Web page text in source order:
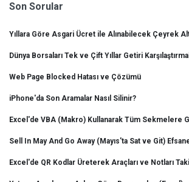
Son Sorular
Yıllara Göre Asgari Ücret ile Alınabilecek Çeyrek
Dünya Borsaları Tek ve Çift Yıllar Getiri
Web Page Blocked Hatası ve Çözümü
iPhone'da Son Aramalar Nasıl Silinir?
Excel'de VBA (Makro) Kullanarak Tüm Sekmelere
Sell In May And Go Away (Mayıs'ta Sat ve Git)
Excel'de QR Kodlar Üreterek Araçları ve Notları